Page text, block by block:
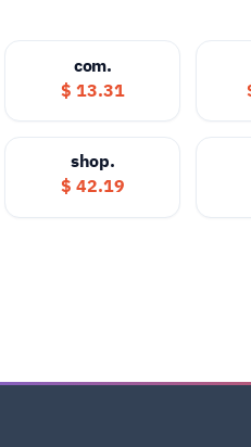
.com
13.31 $
.shop
42.19 $